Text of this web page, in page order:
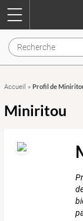
Accueil » Profil de
Miniritou